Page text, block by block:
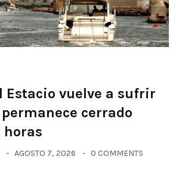
Estacio vuelve a sufrir
cerrado
horas
AGOSTO 7, 2026 0 COMMENTS